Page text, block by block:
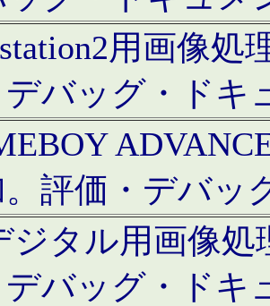
用画像
バッグ・ドキ
評価・デバッ
ジタル用画像
バッグ・ドキ